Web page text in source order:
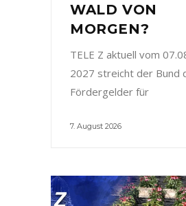
WALD VON
MORGEN?
TELE Z aktuell vom
2027 streicht der Bund
Fördergelder für
7. August 2026